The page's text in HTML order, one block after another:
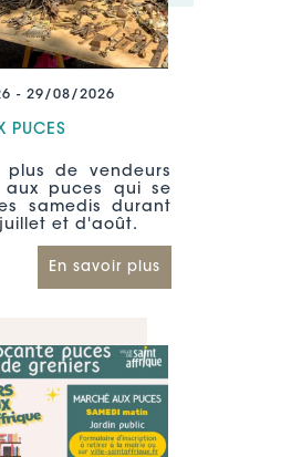
- 29/08/2026
PUCES
plus de vendeurs
aux puces qui se
samedis durant
et d'août.
En savoir plus